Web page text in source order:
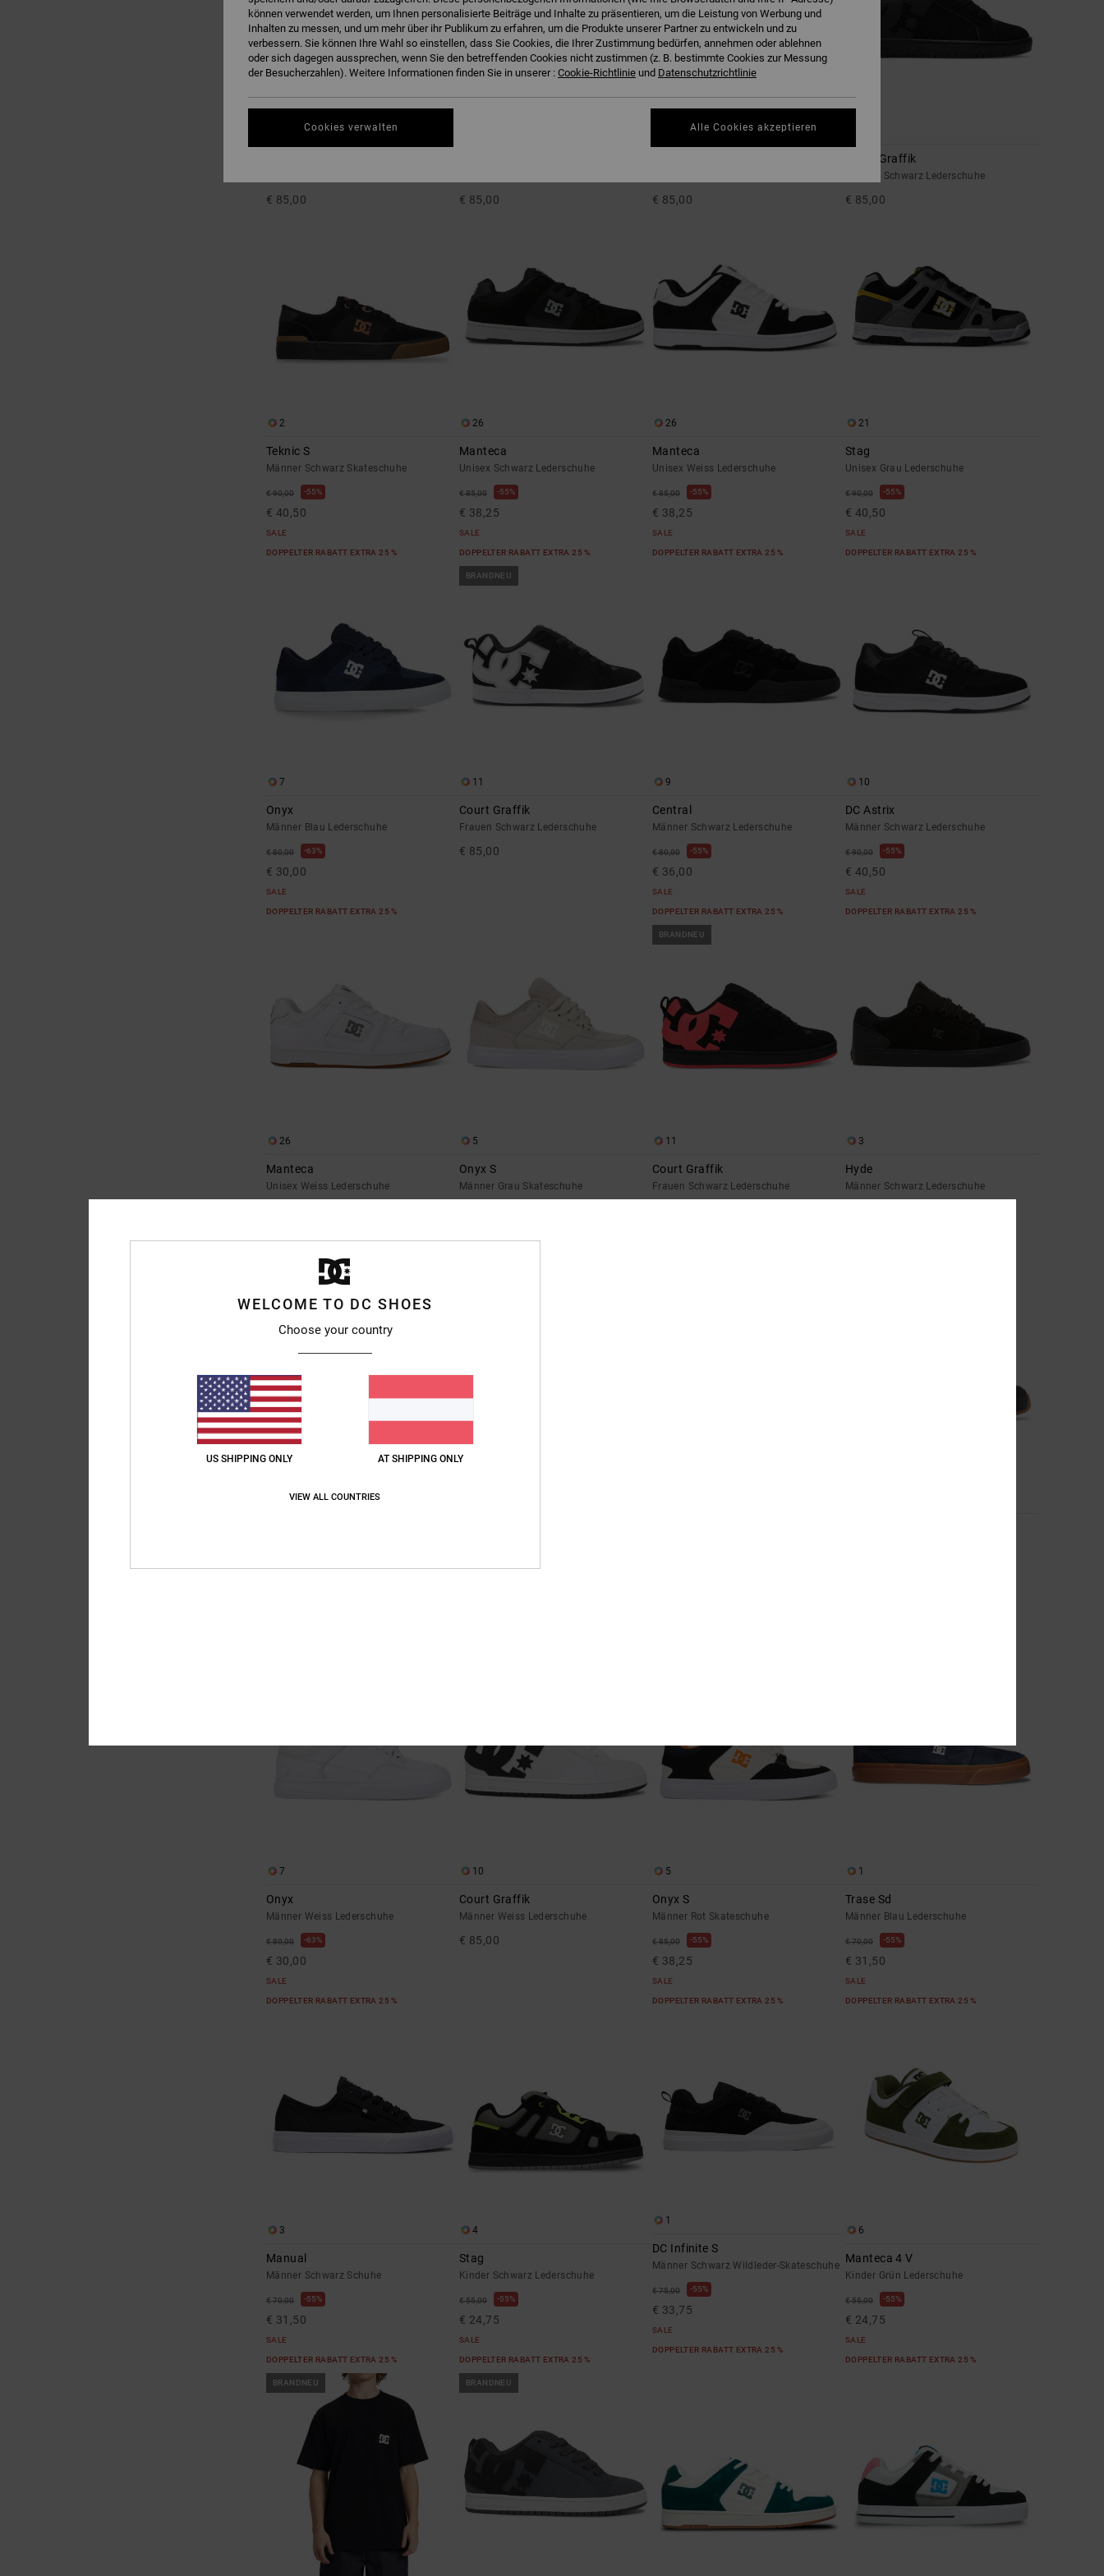
€ 85,00 € 85,00 € 85,00
Court Graffik
Männer Schwarz Lederschuhe
€ 85,00
2
Teknic S
Männer Schwarz Skateschuhe
€ 90,00 55%
€ 40,50
SALE
DOPPELTER RABATT EXTRA 25 %
26
Manteca
Unisex Schwarz Lederschuhe
€ 85,00 55%
€ 38,25
SALE
DOPPELTER RABATT EXTRA 25 %
26
Manteca
Unisex Weiss Lederschuhe
€ 85,00 55%
€ 38,25
SALE
DOPPELTER RABATT EXTRA 25 %
21
Stag
Unisex Grau Lederschuhe
€ 90,00 55%
€ 40,50
SALE
DOPPELTER RABATT EXTRA 25 %
7
Onyx
Männer Blau Lederschuhe
€ 80,00 63%
€ 30,00
SALE
DOPPELTER RABATT EXTRA 25 %
BRANDNEU
11
Court Graffik
Frauen Schwarz Lederschuhe
€ 85,00
9
Central
Männer Schwarz Lederschuhe
€ 80,00 55%
€ 36,00
SALE
DOPPELTER RABATT EXTRA 25 %
10
DC Astrix
Männer Schwarz Lederschuhe
€ 90,00 55%
€ 40,50
SALE
DOPPELTER RABATT EXTRA 25 %
26
Manteca
Unisex Weiss Lederschuhe
DOPPELTER RABATT EXTRA 25 %
5
Onyx S
Männer Grau Skateschuhe
BRANDNEU
11
Court Graffik
Frauen Schwarz Lederschuhe
3
Hyde
Männer Schwarz Lederschuhe
10
€ 90,00 63% € 85,00
7
Onyx
Männer Weiss Lederschuhe
€ 80,00 63%
€ 30,00
SALE
DOPPELTER RABATT EXTRA 25 %
10
Court Graffik
Männer Weiss Lederschuhe
€ 85,00
5
Onyx S
Männer Rot Skateschuhe
€ 85,00 55%
€ 38,25
SALE
DOPPELTER RABATT EXTRA 25 %
1
Trase Sd
Männer Blau Lederschuhe
€ 70,00 55%
€ 31,50
SALE
DOPPELTER RABATT EXTRA 25 %
3
Manual
Männer Schwarz Schuhe
€ 70,00 55%
€ 31,50
SALE
DOPPELTER RABATT EXTRA 25 %
4
Stag
Kinder Schwarz Lederschuhe
€ 55,00 55%
€ 24,75
SALE
DOPPELTER RABATT EXTRA 25 %
1
DC Infinite S
Männer Schwarz Wildleder-Skateschuhe
€ 75,00 55%
€ 33,75
SALE
DOPPELTER RABATT EXTRA 25 %
6
Manteca 4 V
Kinder Grün Lederschuhe
€ 55,00 55%
€ 24,75
SALE
DOPPELTER RABATT EXTRA 25 %
BRANDNEU BRANDNEU
WELCOME TO DC SHOES
Choose your country
US SHIPPING ONLY AT SHIPPING ONLY
VIEW ALL COUNTRIES
können verwendet werden, um Ihnen personalisierte Beiträge und Inhalte zu präsentieren, um die Leistung von Werbung und
Inhalten zu messen, und um mehr über ihr Publikum zu erfahren, um die Produkte unserer Partner zu entwickeln und zu
verbessern. Sie können Ihre Wahl so einstellen, dass Sie Cookies, die Ihrer Zustimmung bedürfen, annehmen oder ablehnen
oder sich dagegen aussprechen, wenn Sie den betreffenden Cookies nicht zustimmen (z. B. bestimmte Cookies zur Messung
der Besucherzahlen). Weitere Informationen finden Sie in unserer : Cookie-Richtlinie und Datenschutzrichtlinie
Cookies verwalten Alle Cookies akzeptieren